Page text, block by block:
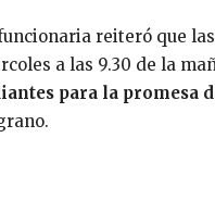
reiteró que
a las 9.30 de la
para la promesa